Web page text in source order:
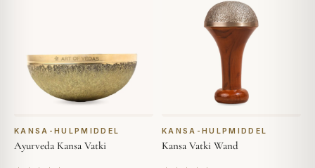
KANSA-HULPMIDDEL
Ayurveda Kansa Vatki
KANSA-HULPMIDDEL
Kansa Vatki Wand